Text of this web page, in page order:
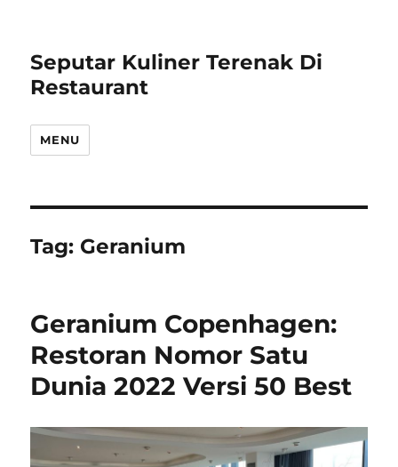
Seputar Kuliner Terenak Di
Restaurant
MENU
Tag: Geranium
Geranium Copenhagen:
Restoran Nomor Satu
Dunia 2022 Versi 50 Best